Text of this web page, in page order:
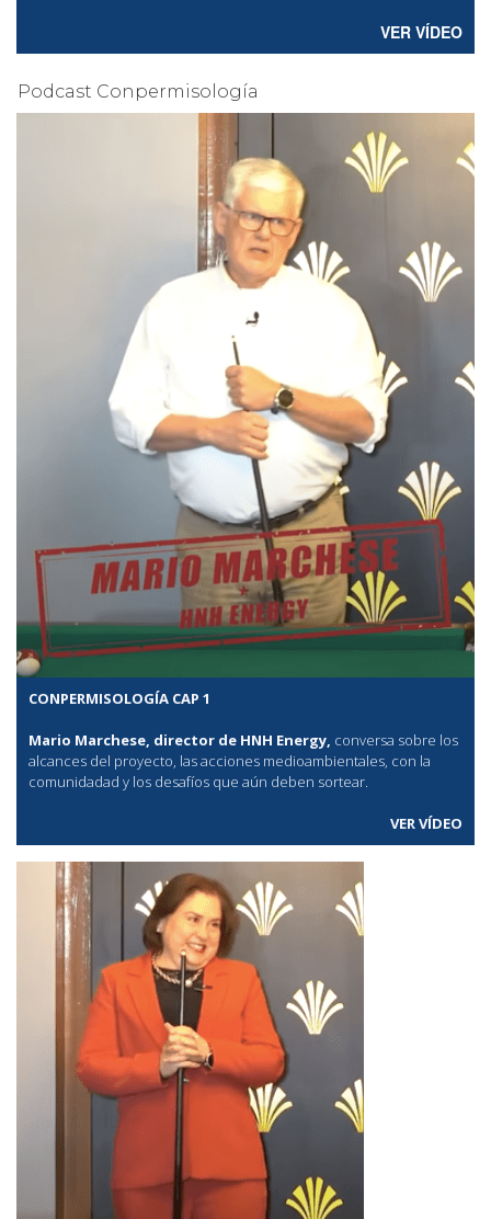
VER VÍDEO
Podcast Conpermisología
CONPERMISOLOGÍA CAP 1
Mario Marchese, director de HNH Energy, conversa sobre los
alcances del proyecto, las acciones medioambientales, con la
comunidadad y los desafíos que aún deben sortear.
VER VÍDEO